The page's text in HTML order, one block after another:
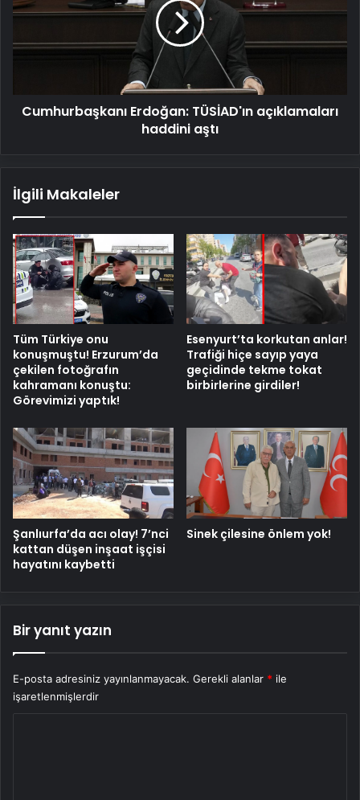
açıklamaları
aştı
Cumhurbaşkanı Erdoğan: TÜSİAD'ın açıklamaları
haddini aştı
İlgili Makaleler
Tüm Türkiye onu
konuşmuştu! Erzurum’da
çekilen fotoğrafın
kahramanı konuştu:
Görevimizi yaptık!
Esenyurt’ta korkutan anlar!
Trafiği hiçe sayıp yaya
geçidinde tekme tokat
birbirlerine girdiler!
Şanlıurfa’da acı olay! 7’nci
kattan düşen inşaat işçisi
hayatını kaybetti
Sinek çilesine önlem yok!
Bir yanıt yazın
E-posta adresiniz yayınlanmayacak. Gerekli alanlar * ile
işaretlenmişlerdir